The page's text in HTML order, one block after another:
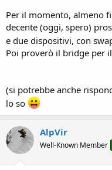
Per il momento, almeno
decente (oggi, spero)
e due dispositivi, con
Poi proverò il bridge per
(si potrebbe anche
lo so
AlpVir
Well-Known Member